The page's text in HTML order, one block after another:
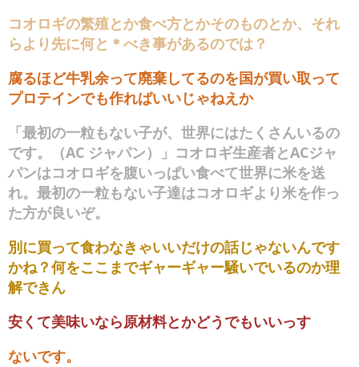
コオロギの繁殖とか食べ方とかそのものとか、それ
らより先に何と＊べき事があるのでは？
腐るほど牛乳余って廃棄してるのを国が買い取って
プロテインでも作ればいいじゃねえか
「最初の一粒もない子が、世界にはたくさんいるの
です。（AC ジャパン）」コオロギ生産者とACジャ
パンはコオロギを腹いっぱい食べて世界に米を送
れ。最初の一粒もない子達はコオロギより米を作っ
た方が良いぞ。
別に買って食わなきゃいいだけの話じゃないんです
かね？何をここまでギャーギャー騒いでいるのか理
解できん
安くて美味いなら原材料とかどうでもいいっす
ないです。